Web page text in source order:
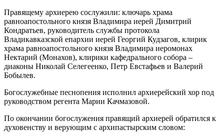
Правящему архиерею сослужили: ключарь храма
равноапостольного князя Владимира иерей Димитрий
Кондратьев, руководитель службы протокола
Владикавказской епархии иерей Георгий Кудзагов, клирик
храма равноапостольного князя Владимира иеромонах
Нектарий (Монахов), клирики кафедрального собора –
диаконы Николай Селегеенко, Петр Евстафьев и Валерий
Бобылев.
Богослужебные песнопения исполнил архиерейский хор под
руководством регента Марии Качмазовой.
По окончании богослужения правящий архиерей обратился к
духовенству и верующим с архипастырским словом: